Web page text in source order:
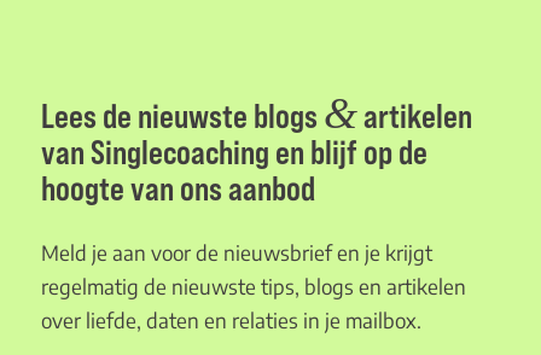
Lees de nieuwste blogs &artikelen
van Singlecoaching en blijf op de
hoogte van ons aanbod
Meld je aan voor de nieuwsbrief en je krijgt
regelmatig de nieuwste tips, blogs en artikelen
over liefde, daten en relaties in je mailbox.